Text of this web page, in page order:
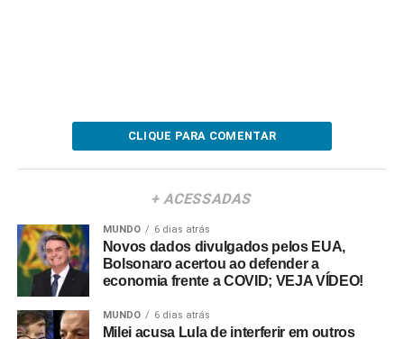
CLIQUE PARA COMENTAR
+ ACESSADAS
MUNDO 6 dias atrás
Novos dados divulgados pelos EUA,
Bolsonaro acertou ao defender a
economia frente a COVID; VEJA VÍDEO!
MUNDO 6 dias atrás
Milei acusa Lula de interferir em outros